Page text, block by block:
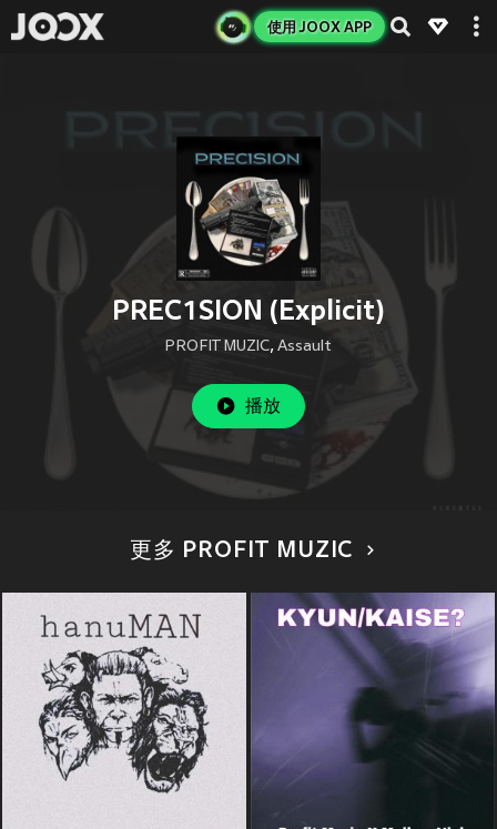
使用 JOOX APP
PREC1SION (Explicit)
PROFIT MUZIC, Assault
播放
更多 PROFIT MUZIC